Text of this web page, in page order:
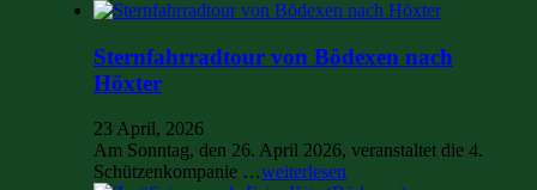
Sternfahrradtour von Bödexen nach
Höxter
23 April, 2026
Am Sonntag, den 26. April 2026, veranstaltet die 4.
Schützenkompanie …weiterlesen